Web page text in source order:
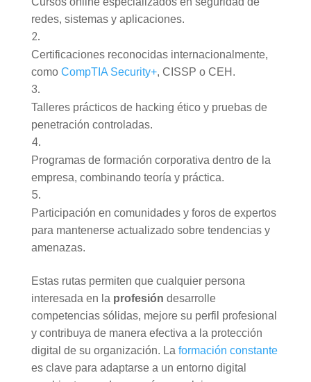
redes, sistemas y aplicaciones.
Certificaciones reconocidas internacionalmente,
como CompTIA Security+, CISSP o CEH.
Talleres prácticos de hacking ético y pruebas de
penetración controladas.
Programas de formación corporativa dentro de la
empresa, combinando teoría y práctica.
Participación en comunidades y foros de expertos
para mantenerse actualizado sobre tendencias y
amenazas.
Estas rutas permiten que cualquier persona
interesada en la profesión desarrolle
competencias sólidas, mejore su perfil profesional
y contribuya de manera efectiva a la protección
digital de su organización. La formación constante
es clave para adaptarse a un entorno digital